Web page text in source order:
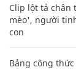
Clip lột tả chân
mèo', người
con
Bảng công